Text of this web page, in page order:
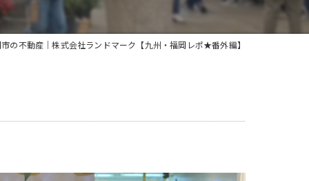
の不動産｜株式会社ランドマーク【九州・福岡レポ★番外編】